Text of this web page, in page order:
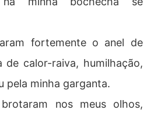
fortemente o anel de
de calor-raiva, humilhação,
pela minha garganta.
nos meus olhos,